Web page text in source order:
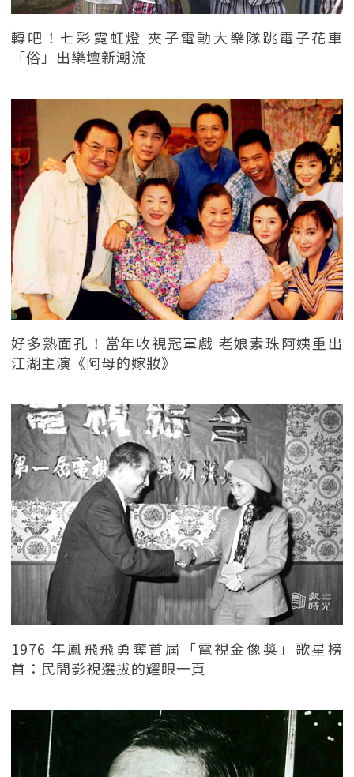
轉吧！七彩霓虹燈 夾子電動大樂隊跳電子花車
「俗」出樂壇新潮流
好多熟面孔！當年收視冠軍戲 老娘素珠阿姨重出
江湖主演《阿母的嫁妝》
1976 年鳳飛飛勇奪首屆「電視金像獎」歌星榜
首：民間影視選拔的耀眼一頁